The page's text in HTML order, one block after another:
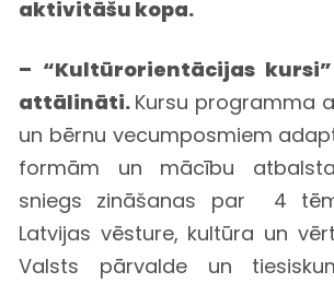
aktivitāšu kopa.
– “Kultūrorientācijas
attālināti. Kursu programma
un bērnu vecumposmiem
formām un mācību
sniegs zināšanas par 4
Latvijas vēsture, kultūra un
Valsts pārvalde un